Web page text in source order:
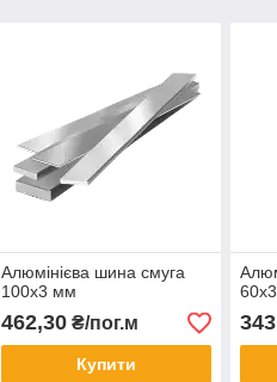
Алюмінієва шина смуга
100х3 мм
462,30₴/пог.м
Купити